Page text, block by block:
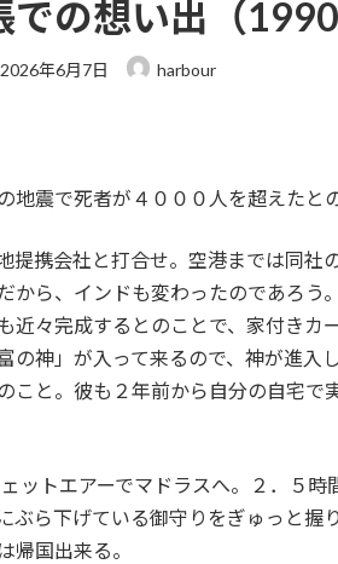
での想い出（
最
:
2026年6月7日 harbour
地震で死者が４０００人を超えたと
提携会社と打合せ。空港までは同社
から、インドも変わったのであろう
近々完成するとのことで、家付きカ
の神」が入って来るので、神が進入
こと。彼も２年前から自分の自宅で
ットエアーでマドラスへ。２．５
ぶら下げている御守りをぎゅっと握
帰国出来る。